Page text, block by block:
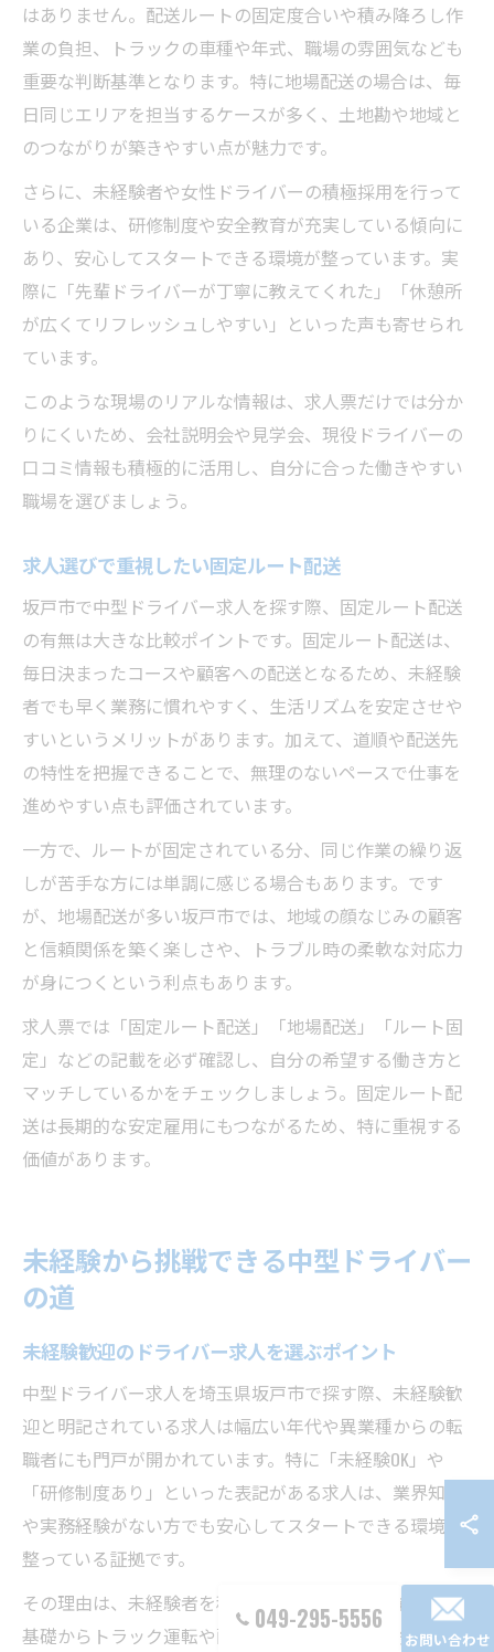
はありません。配送ルートの固定度合いや積み降ろし作
業の負担、トラックの車種や年式、職場の雰囲気なども
重要な判断基準となります。特に地場配送の場合は、毎
日同じエリアを担当するケースが多く、土地勘や地域と
のつながりが築きやすい点が魅力です。
さらに、未経験者や女性ドライバーの積極採用を行って
いる企業は、研修制度や安全教育が充実している傾向に
あり、安心してスタートできる環境が整っています。実
際に「先輩ドライバーが丁寧に教えてくれた」「休憩所
が広くてリフレッシュしやすい」といった声も寄せられ
ています。
このような現場のリアルな情報は、求人票だけでは分か
りにくいため、会社説明会や見学会、現役ドライバーの
口コミ情報も積極的に活用し、自分に合った働きやすい
職場を選びましょう。
求人選びで重視したい固定ルート配送
坂戸市で中型ドライバー求人を探す際、固定ルート配送
の有無は大きな比較ポイントです。固定ルート配送は、
毎日決まったコースや顧客への配送となるため、未経験
者でも早く業務に慣れやすく、生活リズムを安定させや
すいというメリットがあります。加えて、道順や配送先
の特性を把握できることで、無理のないペースで仕事を
進めやすい点も評価されています。
一方で、ルートが固定されている分、同じ作業の繰り返
しが苦手な方には単調に感じる場合もあります。です
が、地場配送が多い坂戸市では、地域の顔なじみの顧客
と信頼関係を築く楽しさや、トラブル時の柔軟な対応力
が身につくという利点もあります。
求人票では「固定ルート配送」「地場配送」「ルート固
定」などの記載を必ず確認し、自分の希望する働き方と
マッチしているかをチェックしましょう。固定ルート配
送は長期的な安定雇用にもつながるため、特に重視する
価値があります。
未経験から挑戦できる中型ドライバー
の道
未経験歓迎のドライバー求人を選ぶポイント
中型ドライバー求人を埼玉県坂戸市で探す際、未経験歓
迎と明記されている求人は幅広い年代や異業種からの転
職者にも門戸が開かれています。特に「未経験OK」や
「研修制度あり」といった表記がある求人は、業界知識
や実務経験がない方でも安心してスタートできる環境が
整っている証拠です。
その理由は、未経験者を積極的に受け入れる企業では、
基礎からトラック運転や配送ルールを学べる研修が用意
049-295-5556
お問い合わせ